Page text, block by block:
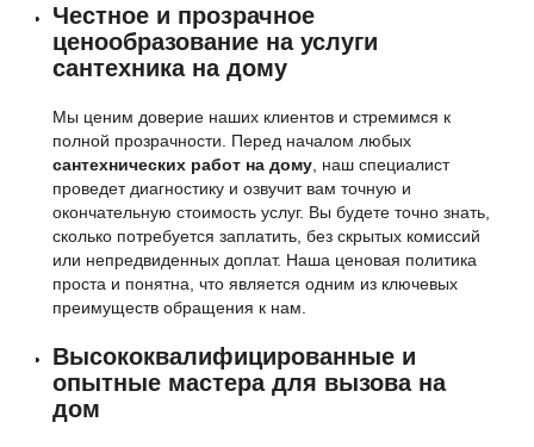
Честное и прозрачное
ценообразование на услуги
сантехника на дому
Мы ценим доверие наших клиентов и стремимся к
полной прозрачности. Перед началом любых
сантехнических работ на дому , наш специалист
проведет диагностику и озвучит вам точную и
окончательную стоимость услуг. Вы будете точно знать,
сколько потребуется заплатить, без скрытых комиссий
или непредвиденных доплат. Наша ценовая политика
проста и понятна, что является одним из ключевых
преимуществ обращения к нам.
Высококвалифицированные и
опытные мастера для вызова на
дом